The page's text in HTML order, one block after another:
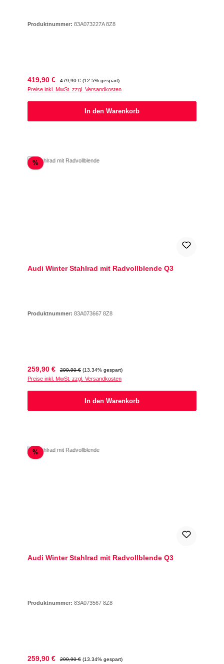
Produktnummer: 83A073227A 8Z8
Verkaufspreis:
419,90 € Regulärer Preis:
479,90 € (12.5% gespart)
Preise inkl. MwSt. zzgl. Versandkosten
In den Warenkorb
%Rabatt
Audi Winter Stahlrad mit Radvollblende Q3
Produktnummer: 83A073667 8Z8
Verkaufspreis:
259,90 € Regulärer Preis:
299,90 € (13.34% gespart)
Preise inkl. MwSt. zzgl. Versandkosten
In den Warenkorb
%Rabatt
Audi Winter Stahlrad mit Radvollblende Q3
Produktnummer: 83A073567 8Z8
Verkaufspreis:
259,90 € Regulärer Preis:
299,90 € (13.34% gespart)